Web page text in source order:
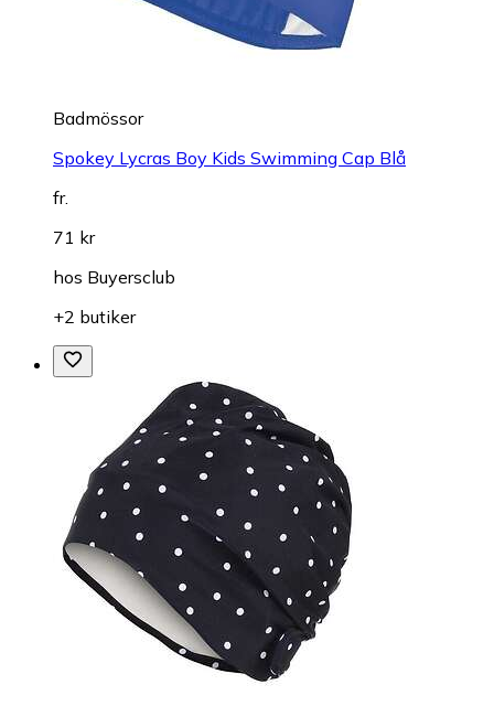
Badmössor
Spokey Lycras Boy Kids Swimming Cap Blå
fr.
71 kr
hos Buyersclub
+2 butiker